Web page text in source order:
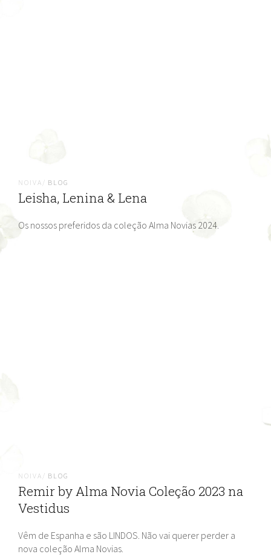
NOIVA/ BLOG
Leisha, Lenina & Lena
Os nossos preferidos da coleção Alma Novias 2024.
NOIVA/ BLOG
Remir by Alma Novia Coleção 2023 na
Vestidus
Vêm de Espanha e são LINDOS. Não vai querer perder a
nova coleção Alma Novias.